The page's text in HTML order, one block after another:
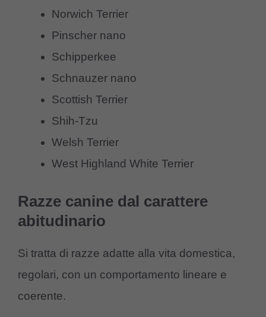
Norwich Terrier
Pinscher nano
Schipperkee
Schnauzer nano
Scottish Terrier
Shih-Tzu
Welsh Terrier
West Highland White Terrier
Razze canine dal carattere
abitudinario
Si tratta di razze adatte alla vita domestica,
regolari, con un comportamento lineare e
coerente.